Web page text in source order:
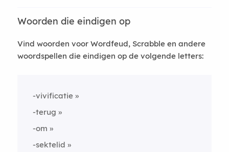
Woorden die eindigen op
Vind woorden voor Wordfeud, Scrabble en andere
woordspellen die eindigen op de volgende letters:
-vivificatie
-terug
-om
-sektelid